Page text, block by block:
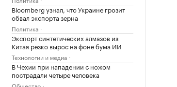
Bloomberg узнал, что Украине грозит
обвал экспорта зерна
Политика
Экспорт синтетических алмазов из
Китая резко вырос на фоне бума ИИ
Технологии и медиа
В Чехии при нападении с ножом
пострадали четыре человека